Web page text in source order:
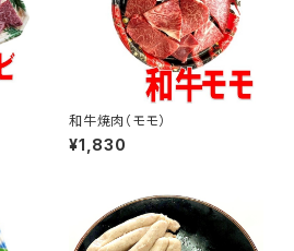
和牛焼肉（モモ）
¥1,830